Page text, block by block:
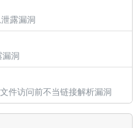
露漏洞
漏洞
件访问前不当链接解析漏洞